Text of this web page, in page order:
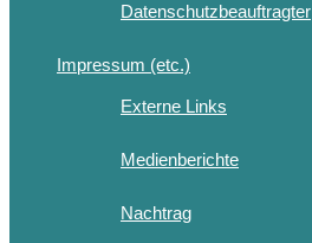
Datenschutzbeauftragter
Impressum (etc.)
Externe Links
Medienberichte
Nachtrag